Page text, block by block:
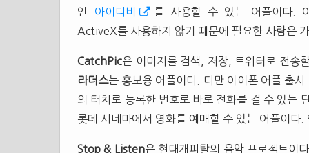
인
아이디비
를 사용할 수 있는 어플이다.
ActiveX를 사용하지 않기 때문에 필요한 사람은
CatchPic은 이미지를 검색, 저장, 트위터로 전송
라더스는 홍보용 어플이다. 다만 아이폰 어플 출
의 터치로 등록한 번호로 바로 전화를 걸 수 있는
롯데 시네마에서 영화를 예매할 수 있는 어플이다
Stop & Listen은 현대캐피탈의 음악 프로젝트이